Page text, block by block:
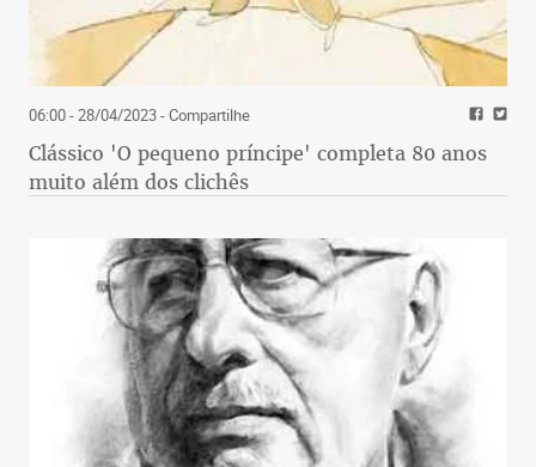
06:00 - 28/04/2023- Compartilhe
Clássico 'O pequeno príncipe' completa 80 anos
muito além dos clichês